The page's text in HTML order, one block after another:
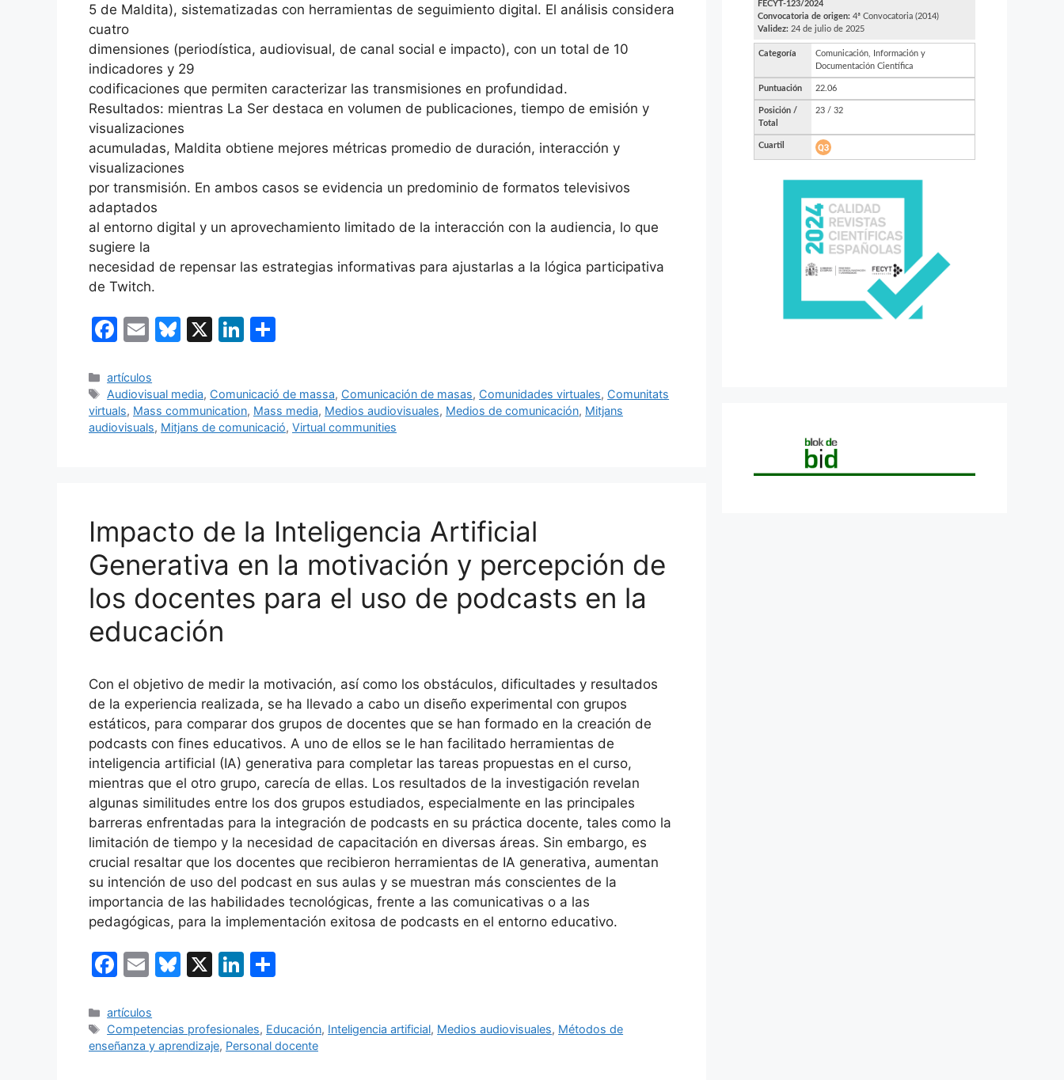
5 de Maldita), sistematizadas con herramientas de seguimiento digital. El análisis considera
cuatro
dimensiones (periodística, audiovisual, de canal social e impacto), con un total de 10
indicadores y 29
codificaciones que permiten caracterizar las transmisiones en profundidad.
Resultados: mientras La Ser destaca en volumen de publicaciones, tiempo de emisión y
visualizaciones
acumuladas, Maldita obtiene mejores métricas promedio de duración, interacción y
visualizaciones
por transmisión. En ambos casos se evidencia un predominio de formatos televisivos
adaptados
al entorno digital y un aprovechamiento limitado de la interacción con la audiencia, lo que
sugiere la
necesidad de repensar las estrategias informativas para ajustarlas a la lógica participativa
de Twitch.
F
c
e
b
E
ai
l
Bl
s
k
X
Li
e
dI
p
ar
Categorías
artículos
Etiquetas
Audiovisual media, Comunicació de massa, Comunicación de masas, Comunidades virtuales, Comunitats
virtuals, Mass communication, Mass media, Medios audiovisuales, Medios de comunicación, Mitjans
audiovisuals, Mitjans de comunicació, Virtual communities
Impacto de la Inteligencia Artificial
Generativa en la motivación y percepción de
los docentes para el uso de podcasts en la
educación
Con el objetivo de medir la motivación, así como los obstáculos, dificultades y resultados
de la experiencia realizada, se ha llevado a cabo un diseño experimental con grupos
estáticos, para comparar dos grupos de docentes que se han formado en la creación de
podcasts con fines educativos. A uno de ellos se le han facilitado herramientas de
inteligencia artificial (IA) generativa para completar las tareas propuestas en el curso,
mientras que el otro grupo, carecía de ellas. Los resultados de la investigación revelan
algunas similitudes entre los dos grupos estudiados, especialmente en las principales
barreras enfrentadas para la integración de podcasts en su práctica docente, tales como la
limitación de tiempo y la necesidad de capacitación en diversas áreas. Sin embargo, es
crucial resaltar que los docentes que recibieron herramientas de IA generativa, aumentan
su intención de uso del podcast en sus aulas y se muestran más conscientes de la
importancia de las habilidades tecnológicas, frente a las comunicativas o a las
pedagógicas, para la implementación exitosa de podcasts en el entorno educativo.
F
c
e
E
ai
l
Bl
s
X
Li
e p
Categorías
artículos
Etiquetas
Competencias profesionales, Educación, Inteligencia artificial, Medios audiovisuales, Métodos de
enseñanza y aprendizaje, Personal docente